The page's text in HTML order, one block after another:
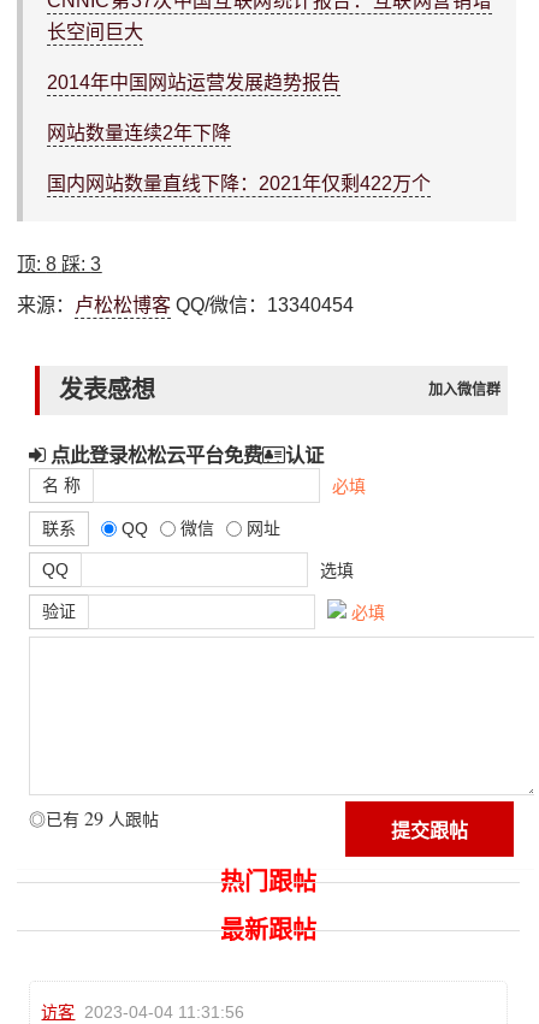
长空间巨大
2014年中国网站运营发展趋势报告
网站数量连续2年下降
国内网站数量直线下降：2021年仅剩422万个
顶:8 踩:3
来源： 卢松松博客 QQ/微信：13340454
发表感想 加入微信群
点此登录松松云平台免费 认证
名 称 必填
联系 QQ 微信 网址
QQ 选填
验证 必填
◎已有 29 人跟帖
热门跟帖
最新跟帖
访客 2023-04-04 11:31:56